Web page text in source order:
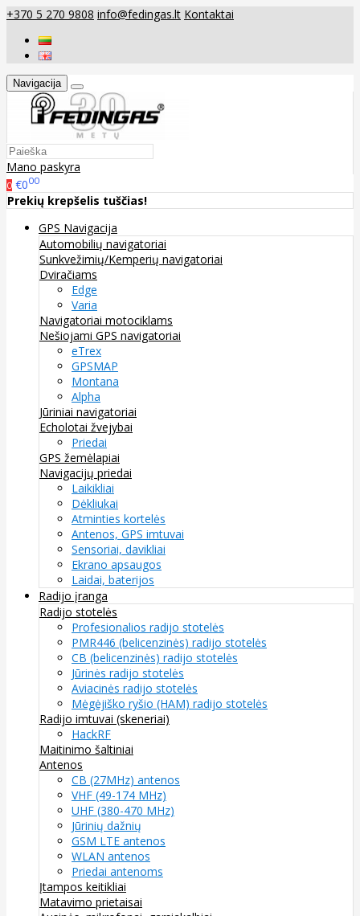
+370 5 270 9808 info@fedingas.lt Kontaktai
Navigacija
Mano paskyra
0 €000
Prekių krepšelis tuščias!
GPS Navigacija
Automobilių navigatoriai
Sunkvežimių/Kemperių navigatoriai
Dviračiams
Edge
Varia
Navigatoriai motociklams
Nešiojami GPS navigatoriai
eTrex
GPSMAP
Montana
Alpha
Jūriniai navigatoriai
Echolotai žvejybai
Priedai
GPS žemėlapiai
Navigacijų priedai
Laikikliai
Dėkliukai
Atminties kortelės
Antenos, GPS imtuvai
Sensoriai, davikliai
Ekrano apsaugos
Laidai, baterijos
Radijo įranga
Radijo stotelės
Profesionalios radijo stotelės
PMR446 (belicenzinės) radijo stotelės
CB (belicenzinės) radijo stotelės
Jūrinės radijo stotelės
Aviacinės radijo stotelės
Mėgėjiško ryšio (HAM) radijo stotelės
Radijo imtuvai (skeneriai)
HackRF
Maitinimo šaltiniai
Antenos
CB (27MHz) antenos
VHF (49-174 MHz)
UHF (380-470 MHz)
Jūrinių dažnių
GSM LTE antenos
WLAN antenos
Priedai antenoms
Įtampos keitikliai
Matavimo prietaisai